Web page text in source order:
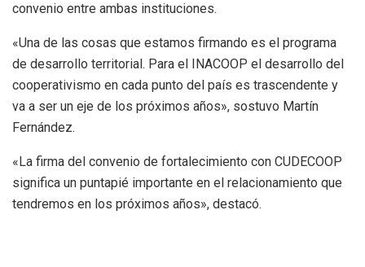
convenio entre ambas instituciones.
«Una de las cosas que estamos firmando es el programa
de desarrollo territorial. Para el INACOOP el desarrollo del
cooperativismo en cada punto del país es trascendente y
va a ser un eje de los próximos años», sostuvo Martín
Fernández.
«La firma del convenio de fortalecimiento con CUDECOOP
significa un puntapié importante en el relacionamiento que
tendremos en los próximos años», destacó.